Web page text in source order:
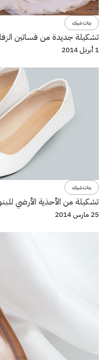
بنات شيك
تشكيلة جديدة من فساتين
1 أبريل 2014
بنات شيك
تشكيلة من الأحذية الأرضي
25 مارس 2014